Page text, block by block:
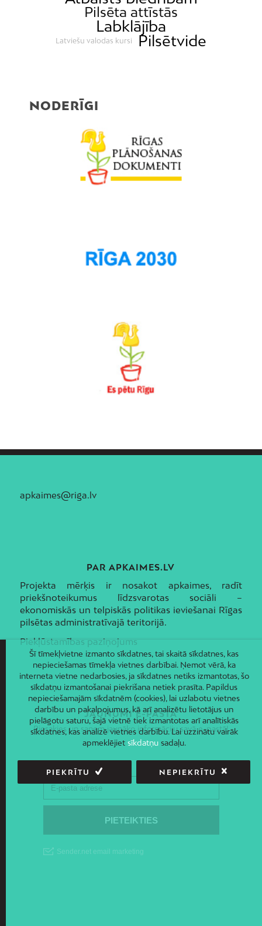
Pilsēta attīstās
Labklājība
Latviešu valodas kursi Pilsētvide
NODERĪGI
apkaimes@riga.lv
PAR APKAIMES.LV
Projekta mērķis ir nosakot apkaimes, radīt
priekšnoteikumus līdzsvarotas sociāli –
ekonomiskās un telpiskās politikas ieviešanai Rīgas
pilsētas administratīvajā teritorijā.
Piekļūstamības paziņojums
JAUNUMI E-PASTĀ
Piesakies un saņem jaunāko informāciju savā e-pastā!
Šī tīmekļvietne izmanto sīkdatnes, tai skaitā sīkdatnes, kas
nepieciešamas tīmekļa vietnes darbībai. Ņemot vērā, ka
interneta vietne nedarbosies, ja sīkdatnes netiks izmantotas, šo
sīkdatņu izmantošanai piekrišana netiek prasīta. Papildus
nepieciešamajām sīkdatnēm (cookies), lai uzlabotu vietnes
darbību un pakalpojumus, kā arī analizētu lietotājus un
pielāgotu saturu, šajā vietnē tiek izmantotas arī analītiskās
sīkdatnes, kas analizē vietnes darbību. Lai uzzinātu vairāk
apmeklējiet sīkdatņusadaļu.
PIEKRĪTU NEPIEKRĪTU